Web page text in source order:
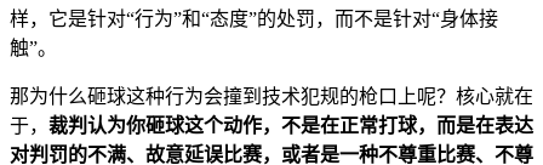
样，它是针对“行为”和“态度”的处罚，而不是针对“身体接
触”。
那为什么砸球这种行为会撞到技术犯规的枪口上呢？核心就在
于， 裁判认为你砸球这个动作，不是在正常打球，而是在表达
对判罚的不满、故意延误比赛，或者是一种不尊重比赛、不尊